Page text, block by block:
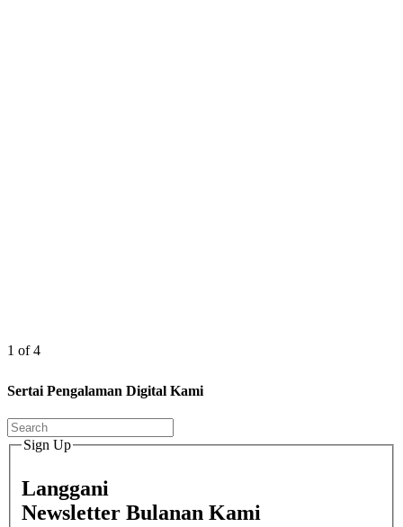
1 of 4
Sertai Pengalaman Digital Kami
Sign Up
Langgani
Newsletter Bulanan Kami